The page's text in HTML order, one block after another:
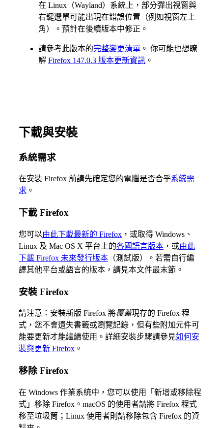
在 Linux（Wayland）系統上，部分彈出視窗與
右鍵選單可能出現在錯誤位置（例如視窗左上
角）。預計在後續版本中修正。
請參考此版本的完整變更清單 。 你可能也想瞭
解 Firefox 147.0.3 版本更新資訊 。
下載與安裝
系統需求
在安裝 Firefox 前請先確定您的電腦是否合乎系統需
求 。
下載 Firefox
您可以由此下載最新的 Firefox ，或取得 Windows、
Linux 及 Mac OS X 平台上的各國語言版本 ，或由此
下載 Firefox 未來發行版本 （測試版）。若需自行編
譯其他平台或語言的版本，請見本文件最末節。
安裝 Firefox
請注意：安裝新版 Firefox 將覆蓋現存的 Firefox 程
式，您不會遺失書籤或瀏覽記錄，但有些附加元件可
能要更新才能繼續使用。詳細安裝步驟請參見如何安
裝與更新 Firefox 。
移除 Firefox
在 Windows 作業系統中，您可以使用「新增或移除程
式」移除 Firefox。macOS 的使用者請將 Firefox 程式
移至垃圾筒；Linux 使用者則請移除包含 Firefox 的資